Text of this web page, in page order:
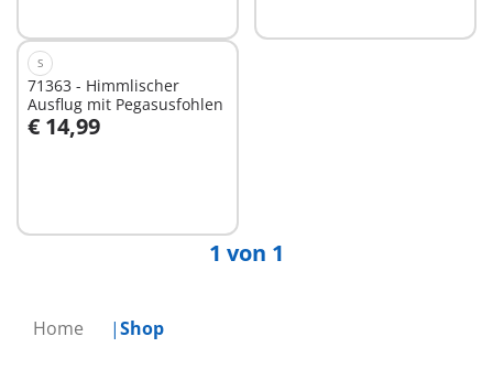
Home Shop
S
71363 - Himmlischer
Ausflug mit Pegasusfohlen
€ 14,99
1 von 1